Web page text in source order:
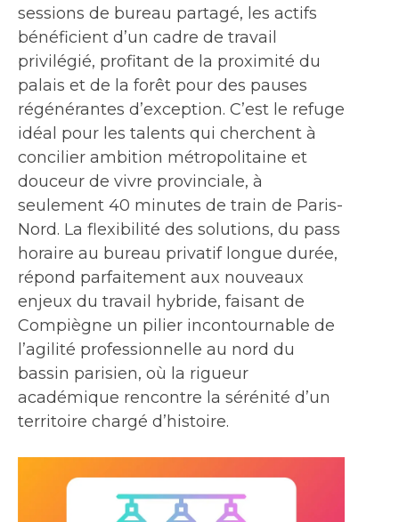
sessions de bureau partagé, les actifs
bénéficient d’un cadre de travail
privilégié, profitant de la proximité du
palais et de la forêt pour des pauses
régénérantes d’exception. C’est le refuge
idéal pour les talents qui cherchent à
concilier ambition métropolitaine et
douceur de vivre provinciale, à
seulement 40 minutes de train de Paris-
Nord. La flexibilité des solutions, du pass
horaire au bureau privatif longue durée,
répond parfaitement aux nouveaux
enjeux du travail hybride, faisant de
Compiègne un pilier incontournable de
l’agilité professionnelle au nord du
bassin parisien, où la rigueur
académique rencontre la sérénité d’un
territoire chargé d’histoire.